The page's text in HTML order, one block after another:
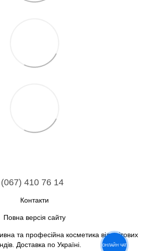
(067) 410 76 14
Контакти
Повна версія сайту
та професійна косметика від світових
Доставка по Україні.
ОНЛАЙН ЧАТ